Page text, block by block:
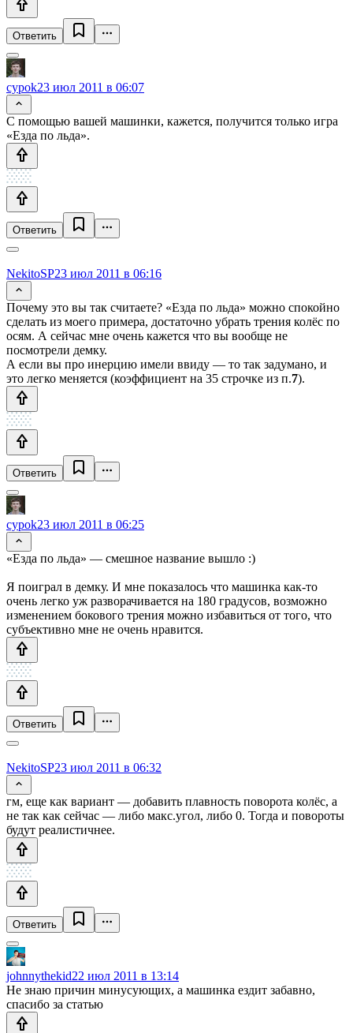
Ответить
cypok23 июл 2011 в 06:07
С помощью вашей машинки, кажется, получится только игра
«Езда по льда».
Ответить
NekitoSP23 июл 2011 в 06:16
Почему это вы так считаете? «Езда по льда» можно спокойно
сделать из моего примера, достаточно убрать трения колёс по
осям. А сейчас мне очень кажется что вы вообще не
посмотрели демку.
А если вы про инерцию имели ввиду — то так задумано, и
это легко меняется (коэффициент на 35 строчке из п.7).
Ответить
cypok23 июл 2011 в 06:25
«Езда по льда» — смешное название вышло :)
Я поиграл в демку. И мне показалось что машинка как-то
очень легко уж разворачивается на 180 градусов, возможно
изменением бокового трения можно избавиться от того, что
субъективно мне не очень нравится.
Ответить
NekitoSP23 июл 2011 в 06:32
гм, еще как вариант — добавить плавность поворота колёс, а
не так как сейчас — либо макс.угол, либо 0. Тогда и повороты
будут реалистичнее.
Ответить
johnnythekid22 июл 2011 в 13:14
Не знаю причин минусующих, а машинка ездит забавно,
спасибо за статью